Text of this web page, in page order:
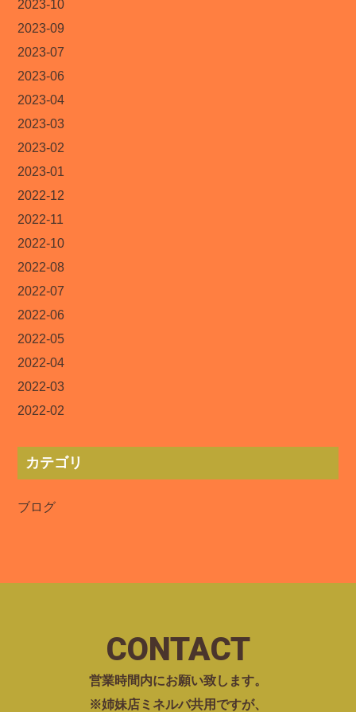
2023-10
2023-09
2023-07
2023-06
2023-04
2023-03
2023-02
2023-01
2022-12
2022-11
2022-10
2022-08
2022-07
2022-06
2022-05
2022-04
2022-03
2022-02
カテゴリ
ブログ
CONTACT
営業時間内にお願い致します。
※姉妹店ミネルバ共用ですが、